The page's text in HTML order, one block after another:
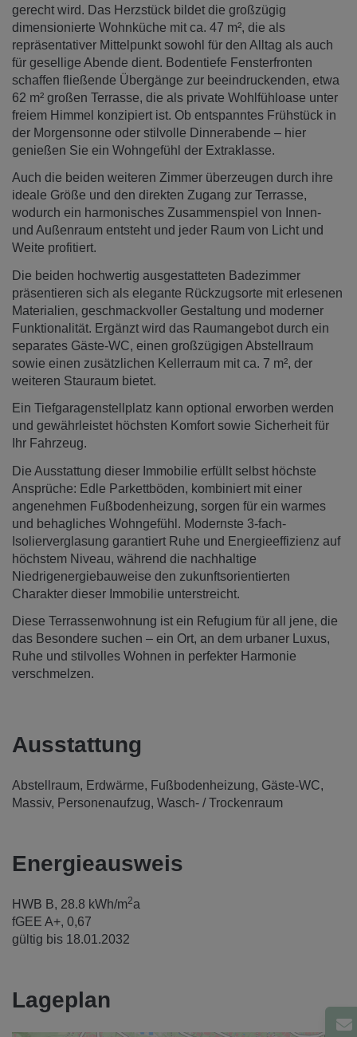
gerecht wird. Das Herzstück bildet die großzügig
dimensionierte Wohnküche mit ca. 47 m², die als
repräsentativer Mittelpunkt sowohl für den Alltag als auch
für gesellige Abende dient. Bodentiefe Fensterfronten
schaffen fließende Übergänge zur beeindruckenden, etwa
62 m² großen Terrasse, die als private Wohlfühloase unter
freiem Himmel konzipiert ist. Ob entspanntes Frühstück in
der Morgensonne oder stilvolle Dinnerabende – hier
genießen Sie ein Wohngefühl der Extraklasse.
Auch die beiden weiteren Zimmer überzeugen durch ihre
ideale Größe und den direkten Zugang zur Terrasse,
wodurch ein harmonisches Zusammenspiel von Innen-
und Außenraum entsteht und jeder Raum von Licht und
Weite profitiert.
Die beiden hochwertig ausgestatteten Badezimmer
präsentieren sich als elegante Rückzugsorte mit erlesenen
Materialien, geschmackvoller Gestaltung und moderner
Funktionalität. Ergänzt wird das Raumangebot durch ein
separates Gäste-WC, einen großzügigen Abstellraum
sowie einen zusätzlichen Kellerraum mit ca. 7 m², der
weiteren Stauraum bietet.
Ein Tiefgaragenstellplatz kann optional erworben werden
und gewährleistet höchsten Komfort sowie Sicherheit für
Ihr Fahrzeug.
Die Ausstattung dieser Immobilie erfüllt selbst höchste
Ansprüche: Edle Parkettböden, kombiniert mit einer
angenehmen Fußbodenheizung, sorgen für ein warmes
und behagliches Wohngefühl. Modernste 3-fach-
Isolierverglasung garantiert Ruhe und Energieeffizienz auf
höchstem Niveau, während die nachhaltige
Niedrigenergiebauweise den zukunftsorientierten
Charakter dieser Immobilie unterstreicht.
Diese Terrassenwohnung ist ein Refugium für all jene, die
das Besondere suchen – ein Ort, an dem urbaner Luxus,
Ruhe und stilvolles Wohnen in perfekter Harmonie
verschmelzen.
Ausstattung
Abstellraum Erdwärme Fußbodenheizung Gäste-WC
Massiv
Personenaufzug Wasch- / Trockenraum
Energieausweis
HWB B, 28.8 kWh/m2a
fGEE A+, 0,67
gültig bis 18.01.2032
Lageplan